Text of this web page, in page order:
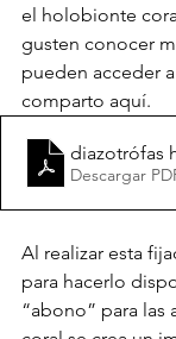
el holobionte
gusten conocer
pueden acceder
comparto aquí.
Descargar
Al realizar esta
para hacerlo
“abono” para las